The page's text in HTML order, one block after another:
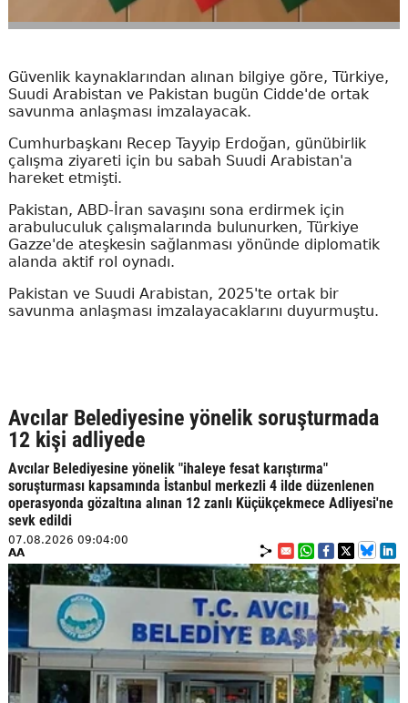
Güvenlik kaynaklarından alınan bilgiye göre, Türkiye,
Suudi Arabistan ve Pakistan bugün Cidde'de ortak
savunma anlaşması imzalayacak.
Cumhurbaşkanı Recep Tayyip Erdoğan, günübirlik
çalışma ziyareti için bu sabah Suudi Arabistan'a
hareket etmişti.
Pakistan, ABD-İran savaşını sona erdirmek için
arabuluculuk çalışmalarında bulunurken, Türkiye
Gazze'de ateşkesin sağlanması yönünde diplomatik
alanda aktif rol oynadı.
Pakistan ve Suudi Arabistan, 2025'te ortak bir
savunma anlaşması imzalayacaklarını duyurmuştu.
Avcılar Belediyesine yönelik soruşturmada
12 kişi adliyede
Avcılar Belediyesine yönelik "ihaleye fesat karıştırma"
soruşturması kapsamında İstanbul merkezli 4 ilde düzenlenen
operasyonda gözaltına alınan 12 zanlı Küçükçekmece Adliyesi'ne
sevk edildi
07.08.2026 09:04:00
AA